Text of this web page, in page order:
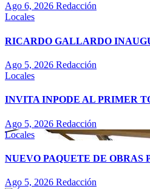
Ago 6, 2026 Redacción
Locales
RICARDO GALLARDO
Ago 5, 2026 Redacción
Locales
INVITA INPODE AL PRIMER
Ago 5, 2026 Redacción
Locales
NUEVO PAQUETE DE
Ago 5, 2026 Redacción